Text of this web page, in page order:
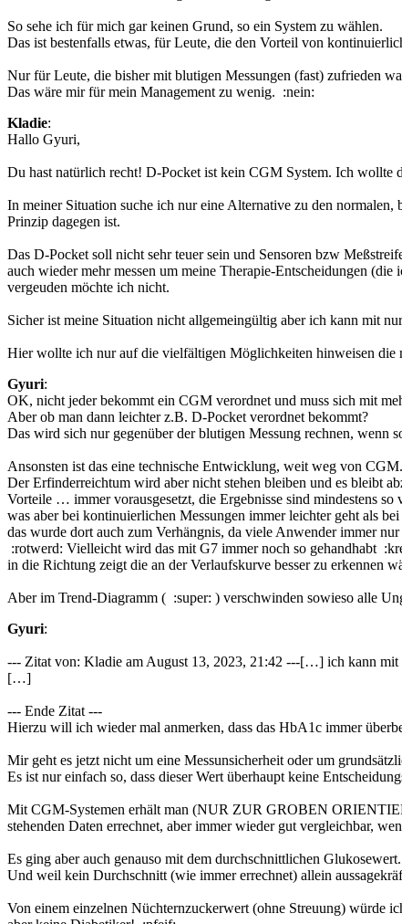
So sehe ich für mich gar keinen Grund, so ein System zu wählen.
Das ist bestenfalls etwas, für Leute, die den Vorteil von
Nur für Leute, die bisher mit blutigen Messungen (fast) zufrieden
Das wäre mir für mein Management zu wenig. :nein:
Kladie:
Hallo Gyuri,
Du hast natürlich recht! D-Pocket ist kein CGM System. Ich wollte
In meiner Situation suche ich nur eine Alternative zu den
Prinzip dagegen ist.
Das D-Pocket soll nicht sehr teuer sein und Sensoren bzw
auch wieder mehr messen um meine Therapie-Entscheidungen
vergeuden möchte ich nicht.
Sicher ist meine Situation nicht allgemeingültig aber ich kann mit
Hier wollte ich nur auf die vielfältigen Möglichkeiten hinweisen die
Gyuri:
OK, nicht jeder bekommt ein CGM verordnet und muss sich mit
Aber ob man dann leichter z.B. D-Pocket verordnet bekommt?
Das wird sich nur gegenüber der blutigen Messung rechnen,
Ansonsten ist das eine technische Entwicklung, weit weg von CGM.
Der Erfinderreichtum wird aber nicht stehen bleiben und es bleibt
Vorteile … immer vorausgesetzt, die Ergebnisse sind mindestens so
was aber bei kontinuierlichen Messungen immer leichter geht als
das wurde dort auch zum Verhängnis, da viele Anwender immer
:rotwerd: Vielleicht wird das mit G7 immer noch so gehandhabt
in die Richtung zeigt die an der Verlaufskurve besser zu erkennen
Aber im Trend-Diagramm ( :super: ) verschwinden sowieso alle
Gyuri:
--- Zitat von: Kladie am August 13, 2023, 21:42 ---[…] ich kann mit
[…]
--- Ende Zitat ---
Hierzu will ich wieder mal anmerken, dass das HbA1c immer
Mir geht es jetzt nicht um eine Messunsicherheit oder um
Es ist nur einfach so, dass dieser Wert überhaupt keine
Mit CGM-Systemen erhält man (NUR ZUR GROBEN
stehenden Daten errechnet, aber immer wieder gut vergleichbar,
Es ging aber auch genauso mit dem durchschnittlichen
Und weil kein Durchschnitt (wie immer errechnet) allein
Von einem einzelnen Nüchternzuckerwert (ohne Streuung) würde